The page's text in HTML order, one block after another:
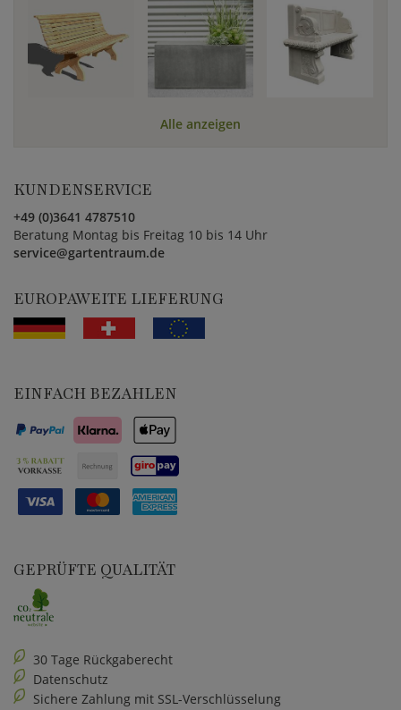
Alle anzeigen
KUNDENSERVICE
+49 (0)3641 4787510
Beratung Montag bis Freitag 10 bis 14 Uhr
service@gartentraum.de
EUROPAWEITE LIEFERUNG
EINFACH BEZAHLEN
GEPRÜFTE QUALITÄT
30 Tage Rückgaberecht
Datenschutz
Sichere Zahlung mit SSL-Verschlüsselung